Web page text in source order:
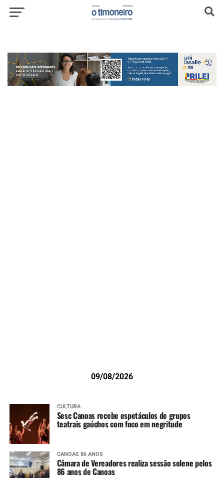
09/08/2026
CULTURA
Sesc Canoas recebe espetáculos de grupos
teatrais gaúchos com foco em negritude
CANOAS 86 ANOS
Câmara de Vereadores realiza sessão solene pelos
86 anos de Canoas